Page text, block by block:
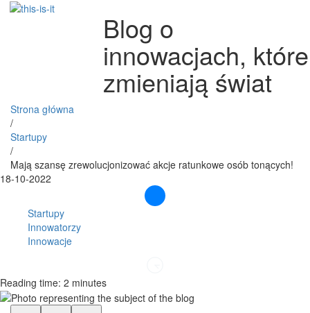
Blog o
innowacjach, które
zmieniają świat
Strona główna
/
Startupy
/
Mają szansę zrewolucjonizować akcje ratunkowe osób tonących!
18-10-2022
Startupy
Innowatorzy
Innowacje
Reading time: 2 minutes